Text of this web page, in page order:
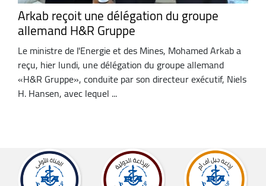
Arkab reçoit une délégation du groupe
allemand H&R Gruppe
Le ministre de l'Energie et des Mines, Mohamed Arkab a
reçu, hier lundi, une délégation du groupe allemand
«H&R Gruppe», conduite par son directeur exécutif, Niels
H. Hansen, avec lequel ...